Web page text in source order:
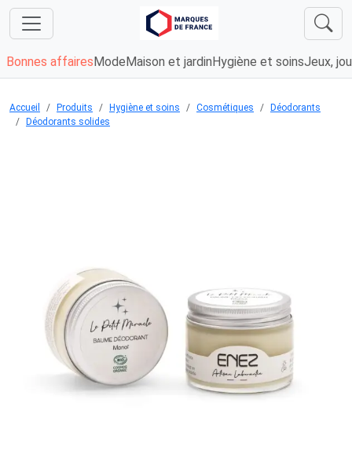
Bonnes affaires Mode Maison et jardin Hygiène et soinsJeux,
Accueil Produits Hygiène et soins Cosmétiques
Déodorants
Déodorants solides